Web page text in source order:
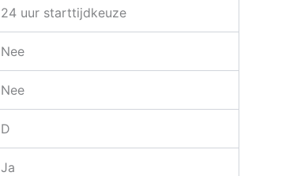
24 uur starttijdkeuze
Nee
Nee
D
Ja